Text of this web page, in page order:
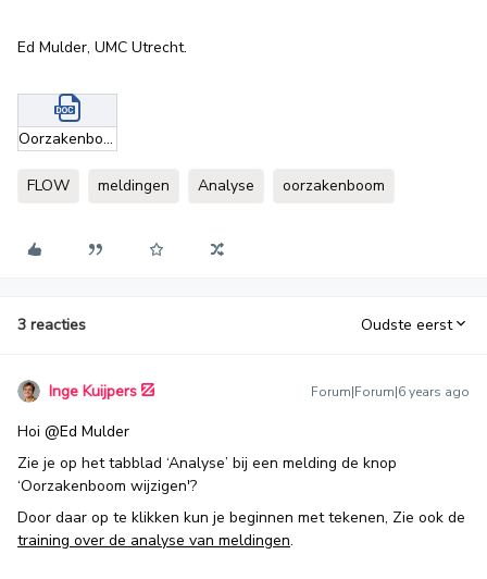
Ed Mulder, UMC Utrecht.
Oorzakenboom instellen.docx
FLOW meldingen Analyse oorzakenboom
3 reacties Oudste eerst
Inge Kuijpers Forum|Forum|6 years ago
Hoi @Ed Mulder
Zie je op het tabblad ‘Analyse’ bij een melding de knop
‘Oorzakenboom wijzigen'?
Door daar op te klikken kun je beginnen met tekenen, Zie ook de
training over de analyse van meldingen.